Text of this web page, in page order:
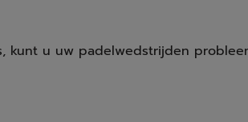
kunt u uw padelwedstrijden